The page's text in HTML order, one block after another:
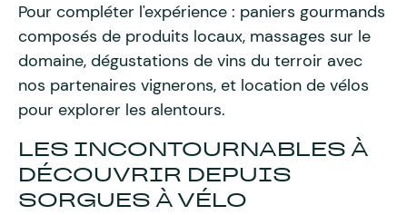
Pour compléter l'expérience : paniers gourmands
composés de produits locaux, massages sur le
domaine, dégustations de vins du terroir avec
nos partenaires vignerons, et location de vélos
pour explorer les alentours.
LES INCONTOURNABLES À
DÉCOUVRIR DEPUIS
SORGUES À VÉLO